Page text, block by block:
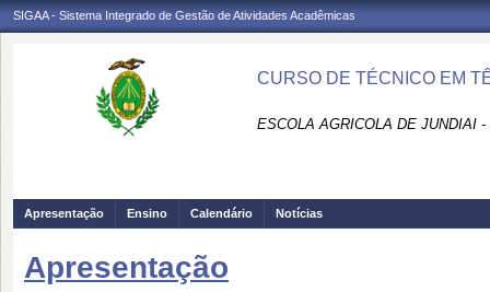
SIGAA - Sistema Integrado de Gestão de Atividades Acadêmicas
CURSO DE TÉCNICO EM
ESCOLA AGRICOLA DE JUNDIAI
Apresentação Ensino Calendário Notícias
Apresentação